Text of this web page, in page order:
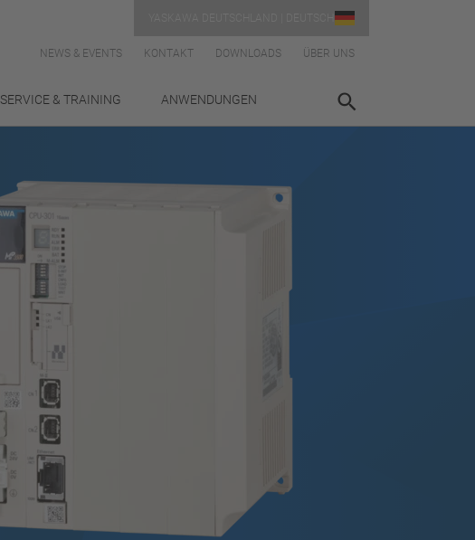
NEWS & EVENTS KONTAKT DOWNLOADS ÜBER UNS
SERVICE & TRAINING ANWENDUNGEN